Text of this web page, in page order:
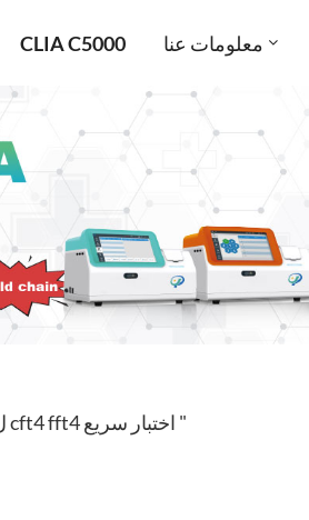
CLIA C5000 معلومات عنا
1 ل تدجو جئاتنلا "وظيفة الغدة الدرقية cft4 fft4 اختبار سريع "